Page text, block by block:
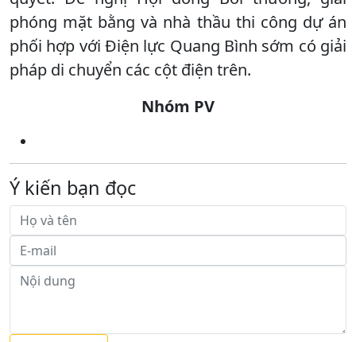
phóng mặt bằng và nhà thầu thi công dự án
phối hợp với Điện lực Quang Bình sớm có giải
pháp di chuyển các cột điện trên.
Nhóm PV
Ý kiến bạn đọc